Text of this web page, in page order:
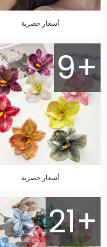
أسعار حصرية
9+
أسعار حصرية
21+